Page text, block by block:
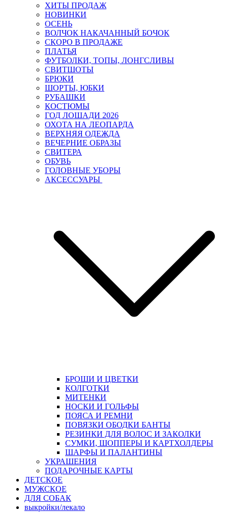
ХИТЫ ПРОДАЖ
НОВИНКИ
ОСЕНЬ
ВОЛЧОК НАКАЧАННЫЙ БОЧОК
СКОРО В ПРОДАЖЕ
ПЛАТЬЯ
ФУТБОЛКИ, ТОПЫ, ЛОНГСЛИВЫ
СВИТШОТЫ
БРЮКИ
ШОРТЫ, ЮБКИ
РУБАШКИ
КОСТЮМЫ
ГОД ЛОШАДИ 2026
ОХОТА НА ЛЕОПАРДА
ВЕРХНЯЯ ОДЕЖДА
ВЕЧЕРНИЕ ОБРАЗЫ
СВИТЕРА
ОБУВЬ
ГОЛОВНЫЕ УБОРЫ
АКСЕССУАРЫ
БРОШИ И ЦВЕТКИ
КОЛГОТКИ
МИТЕНКИ
НОСКИ И ГОЛЬФЫ
ПОЯСА И РЕМНИ
ПОВЯЗКИ ОБОДКИ БАНТЫ
РЕЗИНКИ ДЛЯ ВОЛОС И ЗАКОЛКИ
СУМКИ, ШОППЕРЫ И КАРТХОЛДЕРЫ
ШАРФЫ И ПАЛАНТИНЫ
УКРАШЕНИЯ
ПОДАРОЧНЫЕ КАРТЫ
ДЕТСКОЕ
МУЖСКОЕ
ДЛЯ СОБАК
выкройки/лекало